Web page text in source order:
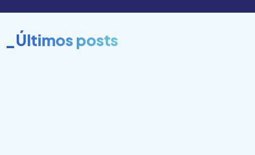
_Últimos posts